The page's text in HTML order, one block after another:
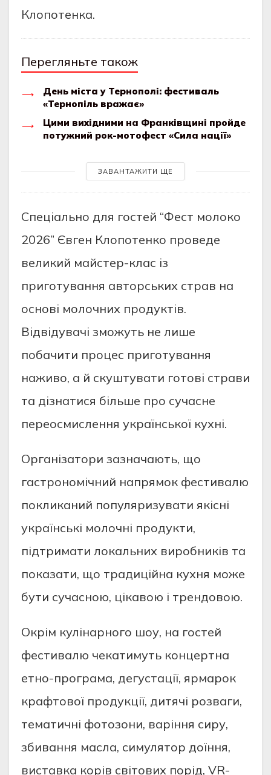
Клопотенка.
Перегляньте також
День міста у Тернополі: фестиваль
«Тернопіль вражає»
Цими вихідними на Франківщині пройде
потужний рок-мотофест «Сила нації»
ЗАВАНТАЖИТИ ЩЕ
Спеціально для гостей “Фест молоко
2026” Євген Клопотенко проведе
великий майстер-клас із
приготування авторських страв на
основі молочних продуктів.
Відвідувачі зможуть не лише
побачити процес приготування
наживо, а й скуштувати готові страви
та дізнатися більше про сучасне
переосмислення української кухні.
Організатори зазначають, що
гастрономічний напрямок фестивалю
покликаний популяризувати якісні
українські молочні продукти,
підтримати локальних виробників та
показати, що традиційна кухня може
бути сучасною, цікавою і трендовою.
Окрім кулінарного шоу, на гостей
фестивалю чекатимуть концертна
етно-програма, дегустації, ярмарок
крафтової продукції, дитячі розваги,
тематичні фотозони, варіння сиру,
збивання масла, симулятор доїння,
виставка корів світових порід, VR-